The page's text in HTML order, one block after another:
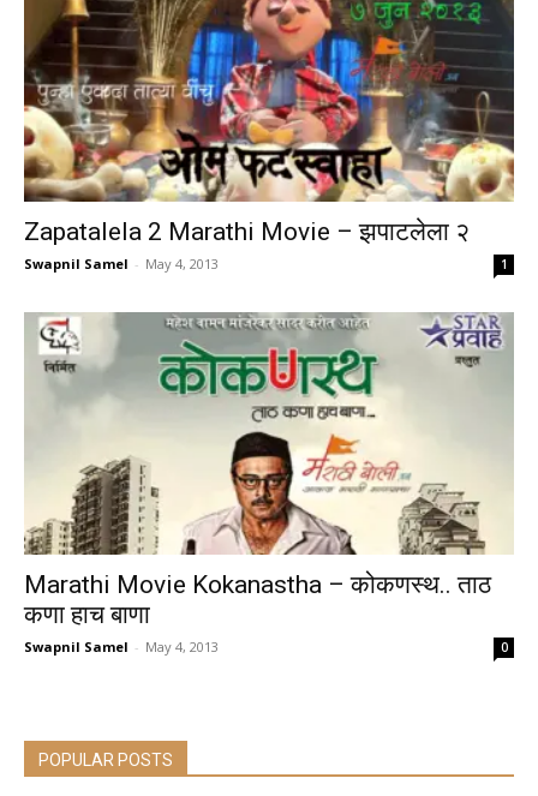
Zapatalela 2 Marathi Movie – झपाटलेला २
Swapnil Samel - May 4, 2013 1
Marathi Movie Kokanastha – कोकणस्थ.. ताठ
कणा हाच बाणा
Swapnil Samel - May 4, 2013 0
POPULAR POSTS